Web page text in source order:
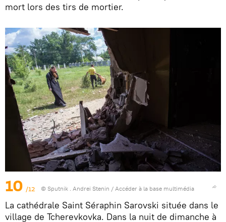
mort lors des tirs de mortier.
10 /12 © Sputnik . Andrei Stenin / Accéder à la base multimédia
La cathédrale Saint Séraphin Sarovski située dans le
village de Tcherevkovka. Dans la nuit de dimanche à